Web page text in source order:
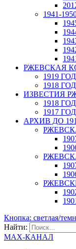
1941-
РЖЕВСКАЯ
1919 ГОД
1918 ГОД
ИЗВЕСТИЯ
1918 ГОД
1917
АРХИВ ДО
Кнопка: светлая/
Найти:
MAX-КАНАЛ